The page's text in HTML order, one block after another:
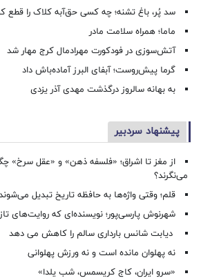
سد پُر، باغ تشنه؛ چه کسی حق‌آبه کلاک را قطع
ماما؛ همراه سلامت مادر
آتش‌سوزی در فودکورت مهرادمال کرج مهار شد
گرما پیش‌روست؛ آبفای البرز آماده‌باش داد
به بهانه سالروز درگذشت مهدی آذر یزدی
پیشنهاد سردبیر
از مغز تا اشراق؛ «فلسفه ذهن» و «عقل سرخ»
می‌نگرند؟
قلم؛ وقتی واژه‌ها به حافظه تاریخ تبدیل
شهرنوش پارسی‌پور؛ نویسنده‌ای که روایت‌های
دیابت شانس بارداری سالم را کاهش می دهد
نه پهلوان مانده است و نه ورزش پهلوانی
«سرو ایران، کاج کریسمس، شب یلدا»